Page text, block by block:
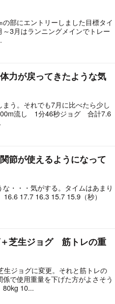
にエントリーしました目標タイ
3月はランニングメインでトレー
が戻ってきたような気
う。それでも7月に比べたら少し
流し 1分46秒ジョグ 合計7.6
が使えるようになって
・・・気がする。タイムはあまり
17.7 16.3 15.7 15.9（秒）
芝生ジョグ 筋トレの重
ジョグに変更。それと筋トレの
で使用重量を下げた方がよさそう
10...